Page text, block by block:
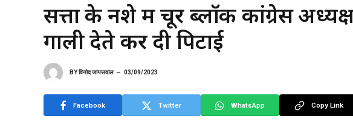
सत्ता के नशे में चूर ब्लॉक कांग्रेस
गाली देते कर दी पिटाई
BYविनोद जायसवाल 03/09/2023
Facebook Twitter WhatsApp Copy Link